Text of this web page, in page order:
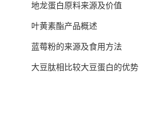
地龙蛋白原料来源及价值
叶黄素酯产品概述
蓝莓粉的来源及食用方法
大豆肽相比较大豆蛋白的优势